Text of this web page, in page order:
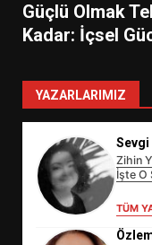
Güçlü Olmak
Kadar: İçsel
YAZARLARIMIZ
Sevgi
Zihin
İşte O
TÜM